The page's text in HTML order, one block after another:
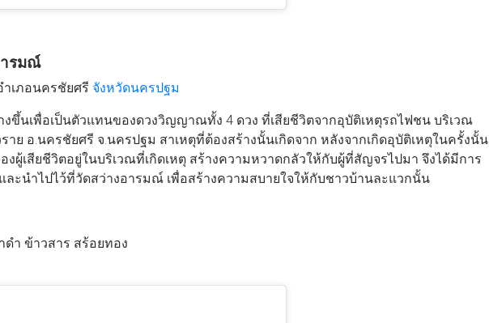
ารมณ์
เภอนครชัยศรี จังหวัดนครปฐม
ขึ้นเพื่อเป็นตัวแทนของดวงวิญญาณทั้ง 4 ดวง ที่เสียชีวิตจากอุบัติเหตุรถไฟชน บริเวณ
าย อ.นครชัยศรี จ.นครปฐม สาเหตุที่ต้องสร้างนั้นเกิดจาก หลังจากเกิดอุบัติเหตุในครั้งนั้น
ผู้เสียชีวิตอยู่ในบริเวณที่เกิดเหตุ สร้างความหวาดกลัวให้กับผู้ที่สัญจรไปมา จึงได้มีการ
ละนำไปไว้ที่วัดสว่างอารมณ์ เพื่อสร้างความสบายใจให้กับชาวบ้านละแวกนั้น
ำ ข้าวสาร สร้อยทอง